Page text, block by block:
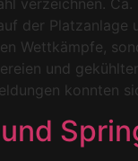
verzeichnen.
der Platzanlage
Wettkämpfe,
und
konnten